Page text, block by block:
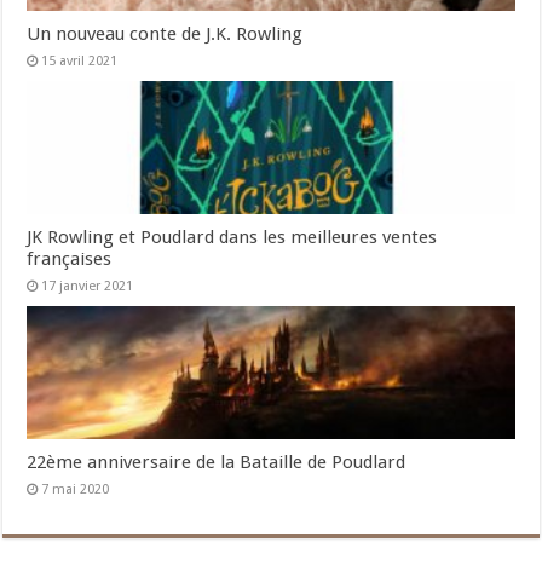
Un nouveau conte de J.K. Rowling
15 avril 2021
JK Rowling et Poudlard dans les meilleures ventes
françaises
17 janvier 2021
22ème anniversaire de la Bataille de Poudlard
7 mai 2020